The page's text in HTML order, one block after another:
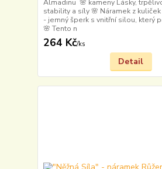
Almadinu 🌸 kameny Lásky,
stability a síly 🌸 Náramek z
- jemný šperk s vnitřní silou, který
🌸 Tento n
264 Kč/ks
Detail